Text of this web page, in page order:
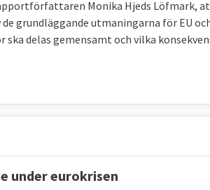
länderna inte får ha större
att statsskulden får uppgå till max
på fall insåg man att problemen
delar valuta, och att det
Monika Hjeds Löfmark,
grundläggande utmaningarna för EU
delas gemensamt och vilka
under eurokrisen